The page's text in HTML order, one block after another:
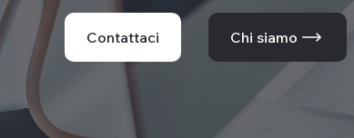
Contattaci Chi siamo